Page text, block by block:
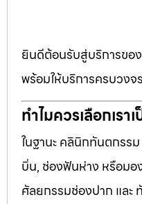
ยินดีต้อนรับสู่บริการขอ
พร้อมให้บริการครบวงจ
ทำไมควรเลือกเร
ในฐานะ คลินิกทันตกรร
บิ่น, ช่องฟันห่าง หรือม
ศัลยกรรมช่องปาก และ